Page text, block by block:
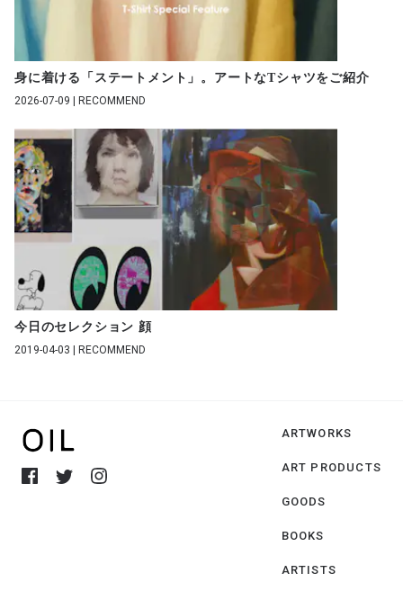
身に着ける「ステートメント」。アートなTシャツをご紹介
2026-07-09 | RECOMMEND
今日のセレクション 顔
2019-04-03 | RECOMMEND
ARTWORKS
ART PRODUCTS
GOODS
BOOKS
ARTISTS